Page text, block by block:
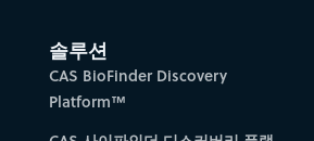
솔루션
CAS BioFinder Discovery
Platform™